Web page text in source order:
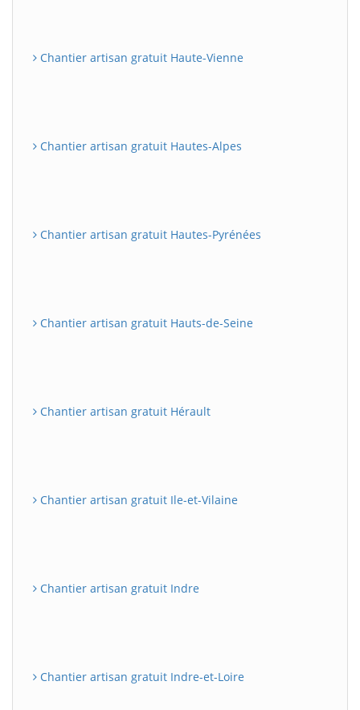
Chantier artisan gratuit Haute-Vienne
Chantier artisan gratuit Hautes-Alpes
Chantier artisan gratuit Hautes-Pyrénées
Chantier artisan gratuit Hauts-de-Seine
Chantier artisan gratuit Hérault
Chantier artisan gratuit Ile-et-Vilaine
Chantier artisan gratuit Indre
Chantier artisan gratuit Indre-et-Loire